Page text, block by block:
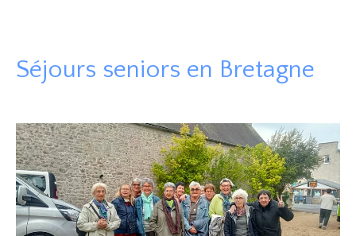
Séjours seniors en Bretagne